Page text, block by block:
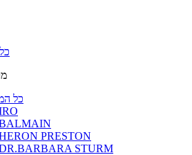
כל
PRESTON
STURM